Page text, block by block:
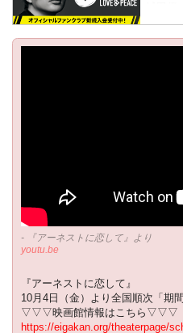
城田
- 『アーネストに恋して』より
youtu.be
『アーネストに恋して』
10月4日（金）より全国順次「期
▽▽▽映画館情報はこちら▽▽▽
https://eigakan.org/theaterpage/